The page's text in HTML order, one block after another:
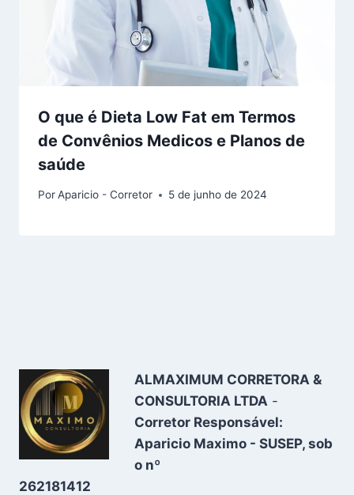
O que é Dieta Low Fat em Termos
de Convênios Medicos e Planos de
saúde
PorAparicio - Corretor 5 de junho de 2024
ALMAXIMUM CORRETORA &
CONSULTORIA LTDA -
Corretor Responsável:
Aparicio Maximo - SUSEP, sob
o nº
262181412